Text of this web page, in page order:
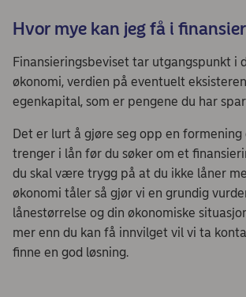
Hvor mye kan jeg få i
Finansieringsbeviset tar utgangspunkt i
økonomi, verdien på eventuelt
egenkapital, som er pengene du har
Det er lurt å gjøre seg opp en formening
trenger i lån før du søker om et
du skal være trygg på at du ikke låner
økonomi tåler så gjør vi en grundig
lånestørrelse og din økonomiske
mer enn du kan få innvilget vil vi ta
finne en god løsning.